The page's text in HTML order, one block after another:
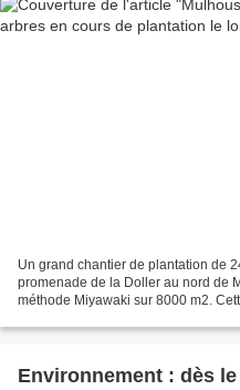
Un grand chantier de plantation de
promenade de la Doller au nord de
méthode Miyawaki sur 8000 m2.
Environnement : dès